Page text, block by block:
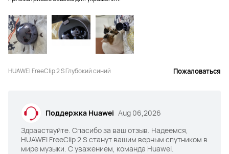
Шумоподавление при звонках
3 микрофона + DNN
Адаптивная громкость;
Адаптивное усиление голоса
IP57
Шумоподавление при звонках
HUAWEI FreeClip 2 S Глубокий синий Пожаловаться
Поддержка Huawei Aug 06,2026
Здравствуйте. Спасибо за ваш отзыв. Надеемся,
HUAWEI FreeClip 2 S станут вашим верным спутником в
мире музыки. С уважением, команда Huawei.